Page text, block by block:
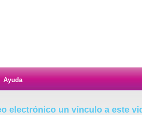
Ayuda
electrónico un vínculo a este